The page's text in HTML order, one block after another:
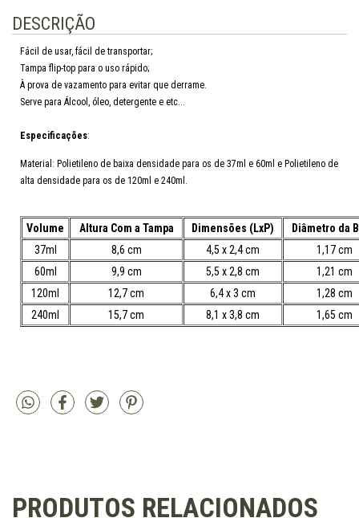
DESCRIÇÃO
Fácil de usar, fácil de transportar;
Tampa flip-top para o uso rápido;
À prova de vazamento para evitar que derrame.
Serve para Álcool, óleo, detergente e etc...
Especificações:
Material: Polietileno de baixa densidade para os de 37ml e 60ml e Polietileno de
alta densidade para os de 120ml e 240ml.
Volume Altura Com a Tampa Dimensões (LxP)
Diâmetro da
37ml
8,6 cm 4,5 x 2,4 cm
1,17 cm
60ml
9,9 cm 5,5 x 2,8 cm
1,21 cm
120ml
12,7 cm 6,4 x 3 cm
1,28 cm
240ml
15,7 cm 8,1 x 3,8 cm 1,65 cm
PRODUTOS RELACIONADOS